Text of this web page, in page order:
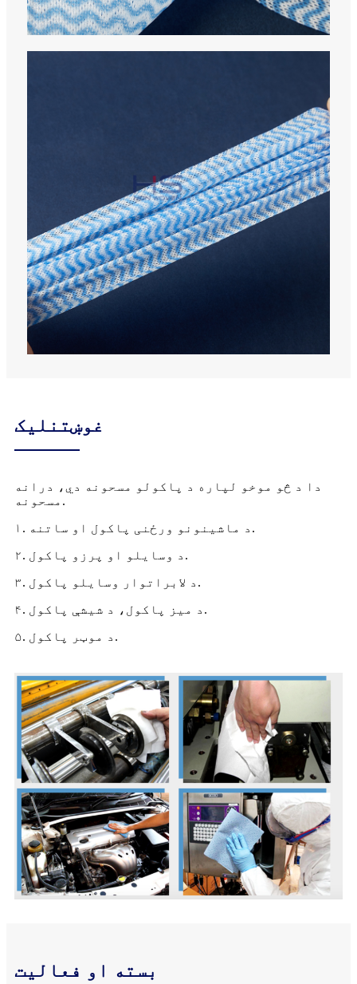
غوښتنلیک
دا د څو موخو لپاره د پاکولو مسحونه دي، درانه
مسحونه.
۱. د ماشینونو ورځنی پاکول او ساتنه.
۲. د وسایلو او پرزو پاکول.
۳. د لابراتوار وسایلو پاکول.
۴. د میز پاکول، د شیشې پاکول.
۵. د موټر پاکول.
بسته او فعالیت